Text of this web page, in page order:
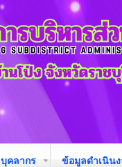
บุคลากร ข้อมูลดำเนิน